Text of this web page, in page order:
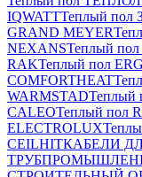
IQWATTТеплый
GRAND MEYER
NEXANSТеплый
RAKТеплый пол
COMFORTHEAT
WARMSTADТеплый
CALEOТеплый пол
ELECTROLUX
CEILHITКАБЕЛИ
ТРУБ